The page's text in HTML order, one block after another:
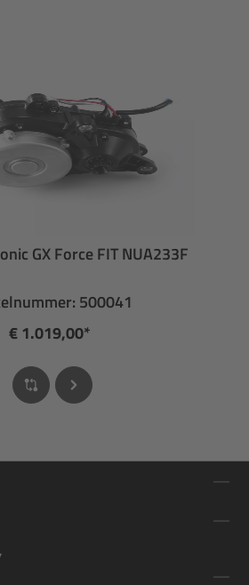
GX Force FIT NUA233F
500041
€ 1.019,00*